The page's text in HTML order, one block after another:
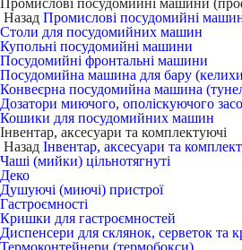
Промислові посудомийні машини
Назад Промислові посудомийні
Столи для посудомийних машин
Купольні посудомийні машини
Посудомийні фронтальні машини
Посудомийна машина для бару
Конвеєрна посудомийна машина
Дозатори миючого, ополіскуючого
Кошики для посудомийних машин
Інвентар, аксесуари та комплектуючі
Назад Інвентар, аксесуари та
Чаші (мийки) цільнотягнуті
Деко
Душуючі (миючі) пристрої
Гастроємності
Кришки для гастроємностей
Диспенсери для склянок, серветок та
Термоконтейнери (термобокси)